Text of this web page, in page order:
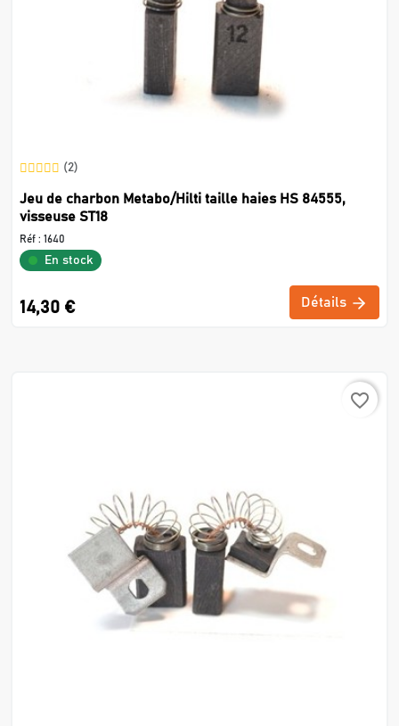
(2)
Jeu de charbon Metabo/Hilti taille haies HS 84555,
visseuse ST18
Réf : 1640
En stock
14,30 € Détails
favorite_border